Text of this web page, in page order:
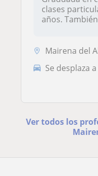
clases
años.
Mairena del
Se desplaza
Ver todos los